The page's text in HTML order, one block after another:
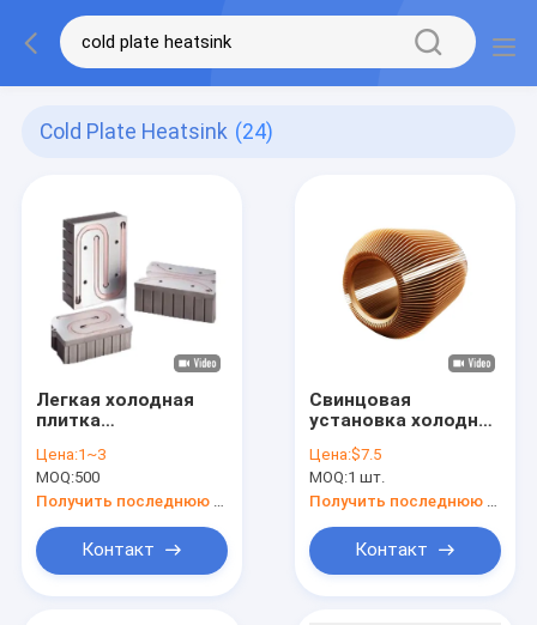
Cold Plate Heatsink (24)
Легкая холодная
плитка
анодированный
алюминий или
медный материал
Цена:1~3
MOQ:500
Контакт
Свинцовая
установка холодной
теплоотводе для
электронного
охлаждения
Цена:$7.5
MOQ:1 шт.
Контакт